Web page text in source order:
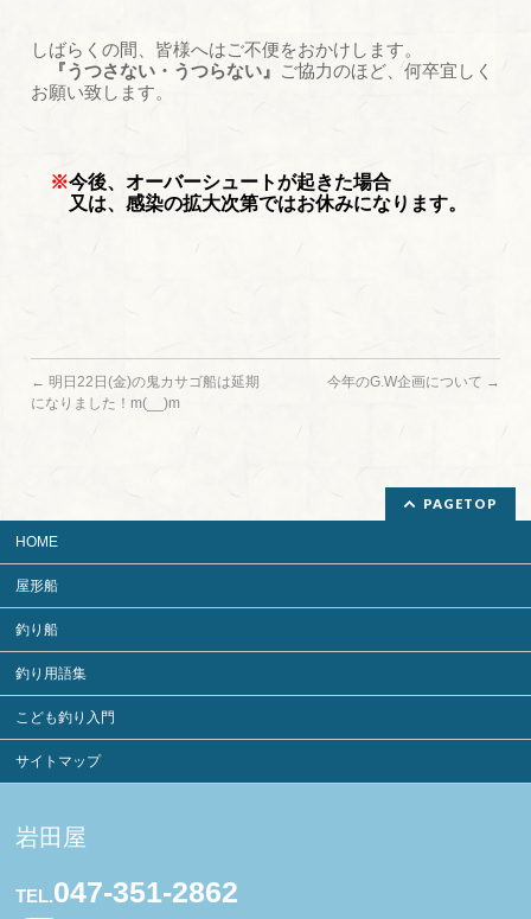
しばらくの間、皆様へはご不便をおかけします。
『うつさない・うつらない』 ご協力のほど、何卒宜しく
お願い致します。
※今後、オーバーシュートが起きた場合
又は、感染の拡大次第ではお休みになります。
← 明日22日(金)の鬼カサゴ船は延期
になりました！m(__)m
今年のG.W企画について →
PAGETOP
HOME
屋形船
釣り船
釣り用語集
こども釣り入門
サイトマップ
岩田屋
TEL.047-351-2862